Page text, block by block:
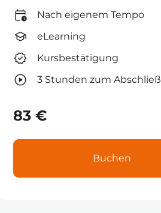
Nach eigenem Tempo
eLearning
Kursbestätigung
3 Stunden zum
83 €
Buchen